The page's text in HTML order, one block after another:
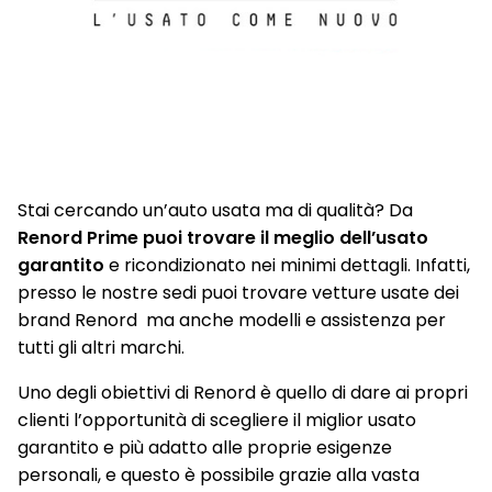
Privacy glass
Profili dei finestrini in cromo satinato
Rear automatic emergency breaking system (frenata
d'emergenza attiva posteriore)
Retrovisore interno fotocromatico Frameless
Retrovisori esterni elettrici, riscaldati con sensore di
temperatura e richiudibili elettricamente
Sedile conducente e passeggero regolabile in altezza
Stai cercando un’auto usata ma di qualità? Da
Renord Prime puoi trovare il meglio dell’usato
garantito e ricondizionato nei minimi dettagli. Infatti,
presso le nostre sedi puoi trovare vetture usate dei
brand Renord ma anche modelli e assistenza per
tutti gli altri marchi.
Uno degli obiettivi di Renord è quello di dare ai propri
clienti l’opportunità di scegliere il miglior usato
garantito e più adatto alle proprie esigenze
personali, e questo è possibile grazie alla vasta